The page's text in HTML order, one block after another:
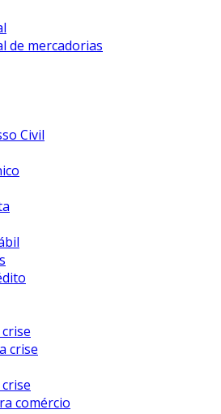
de mercadorias
Civil
crise
comércio